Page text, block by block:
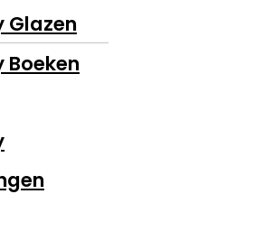
Glazen
Boeken